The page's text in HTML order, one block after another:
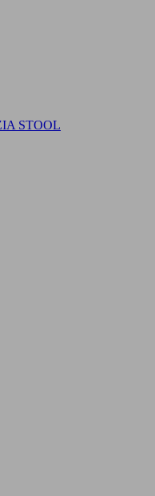
STOOL